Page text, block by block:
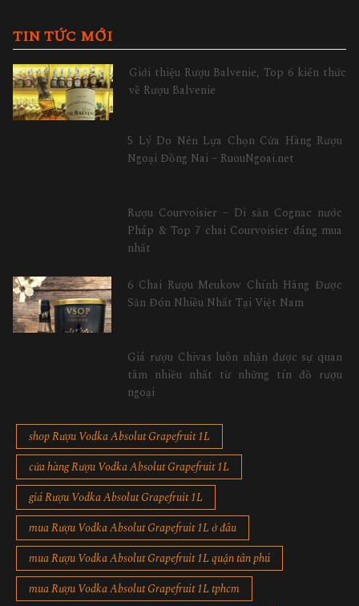
TIN TỨC MỚI
Giới thiệu Rượu Balvenie, Top 6 kiến thức
về Rượu Balvenie
5 Lý Do Nên Lựa Chọn Cửa Hàng Rượu
Ngoại Đồng Nai – RuouNgoai.net
Rượu Courvoisier – Di sản Cognac nước
Pháp & Top 7 chai Courvoisier đáng mua
nhất
6 Chai Rượu Meukow Chính Hãng Được
Săn Đón Nhiều Nhất Tại Việt Nam
Giá rượu Chivas luôn nhận được sự quan
tâm nhiều nhất từ những tín đồ rượu
ngoại
shop Rượu Vodka Absolut Grapefruit 1L
cửa hàng Rượu Vodka Absolut Grapefruit 1L
giá Rượu Vodka Absolut Grapefruit 1L
mua Rượu Vodka Absolut Grapefruit 1L ở đâu
mua Rượu Vodka Absolut Grapefruit 1L quận tân phú
mua Rượu Vodka Absolut Grapefruit 1L tphcm